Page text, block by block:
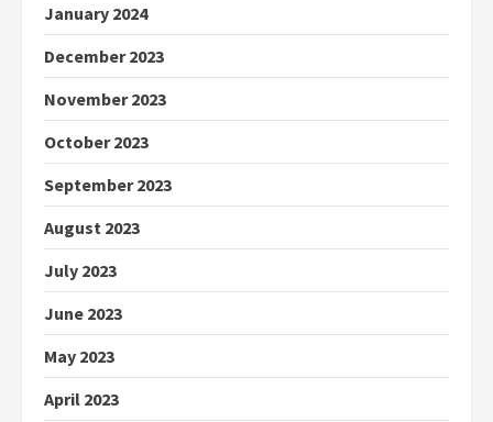
January 2024
December 2023
November 2023
October 2023
September 2023
August 2023
July 2023
June 2023
May 2023
April 2023